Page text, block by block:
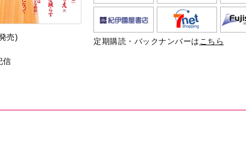
売)
信
定期購読・バックナンバーは こちら